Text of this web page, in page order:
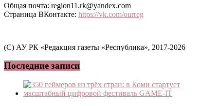
Общая почта: region11.rk@yandex.com
Страница ВКонтакте: https://vk.com/ourreg
(C) АУ РК «Редакция газеты «Республика», 2017-2026
Последние записи